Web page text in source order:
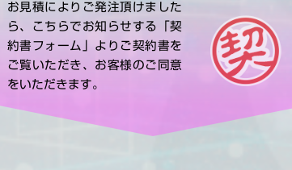
お見積によりご発注頂けました
ら、こちらでお知らせする「契
約書フォーム」よりご契約書を
ご覧いただき、お客様のご同意
をいただきます。